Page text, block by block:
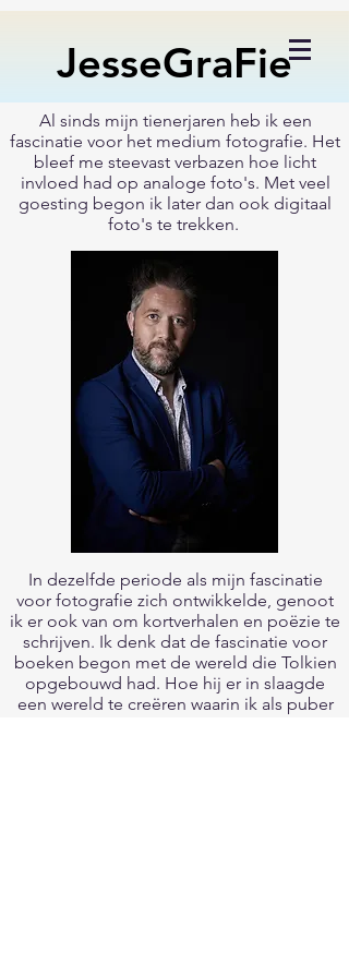
JesseGraFie
Al sinds mijn tienerjaren heb ik een
fascinatie voor het medium fotografie. Het
bleef me steevast verbazen hoe licht
invloed had op analoge foto's. Met veel
goesting begon ik later dan ook digitaal
foto's te trekken.
In dezelfde periode als mijn fascinatie
voor fotografie zich ontwikkelde, genoot
ik er ook van om kortverhalen en poëzie te
schrijven. Ik denk dat de fascinatie voor
boeken begon met de wereld die Tolkien
opgebouwd had. Hoe hij er in slaagde
een wereld te creëren waarin ik als puber